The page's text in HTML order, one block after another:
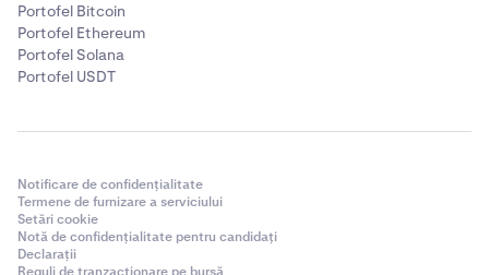
Portofel Bitcoin
Portofel Ethereum
Portofel Solana
Portofel USDT
Notificare de confidențialitate
Termene de furnizare a serviciului
Setări cookie
Notă de confidențialitate pentru candidați
Declarații